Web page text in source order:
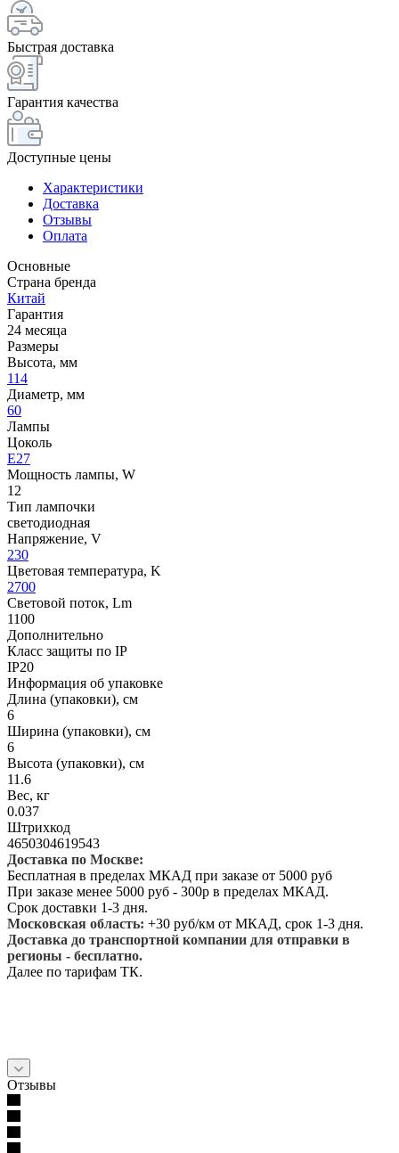
Быстрая доставка
Гарантия качества
Доступные цены
Характеристики
Доставка
Отзывы
Оплата
Основные
Страна бренда
Китай
Гарантия
24 месяца
Размеры
Высота, мм
114
Диаметр, мм
60
Лампы
Цоколь
E27
Мощность лампы, W
12
Тип лампочки
светодиодная
Напряжение, V
230
Цветовая температура, K
2700
Световой поток, Lm
1100
Дополнительно
Класс защиты по IP
IP20
Информация об упаковке
Длина (упаковки), см
6
Ширина (упаковки), см
6
Высота (упаковки), см
11.6
Вес, кг
0.037
Штрихкод
4650304619543
Доставка по Москве:
Бесплатная в пределах МКАД при заказе от 5000 руб
При заказе менее 5000 руб - 300р в пределах МКАД.
Срок доставки 1-3 дня.
Московская область: +30 руб/км от МКАД, срок 1-3 дня.
Доставка до транспортной компании для отправки в
регионы - бесплатно.
Далее по тарифам ТК.
Отзывы